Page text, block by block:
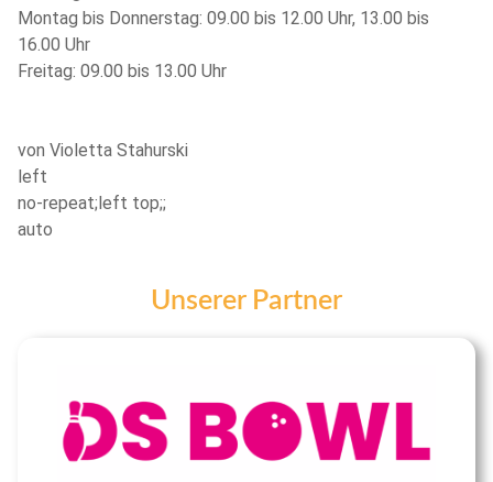
Montag bis Donnerstag: 09.00 bis 12.00 Uhr, 13.00 bis
16.00 Uhr
Freitag: 09.00 bis 13.00 Uhr
von Violetta Stahurski
left
no-repeat;left top;;
auto
Unserer Partner